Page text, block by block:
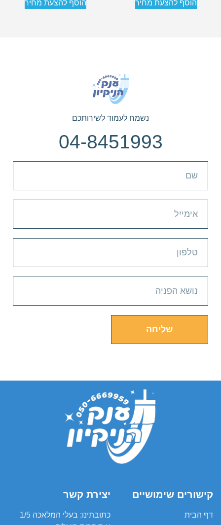
הוסף להצעת מחיר הוסף להצעת מחיר
נשמח לעמוד לשירותכם
04-8451993
שליחה
קישורים שימושיים
דף הבית
יצירת קשר
כתובתינו: בעלי המלאכה 1/5